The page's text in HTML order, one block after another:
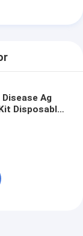
Ag
Disposable